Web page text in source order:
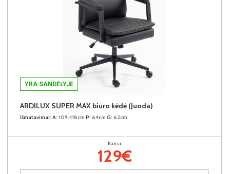
YRA SANDĖLYJE
ARDILUX SUPER MAX biuro kėdė (Juoda)
Išmatavimai: A: 109-118cm P: 64cm G: 62cm
Kaina:
129€